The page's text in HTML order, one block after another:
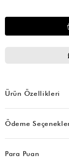
Ürün Özellikleri
Ödeme
Para Puan